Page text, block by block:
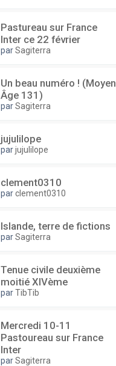
Pastureau sur France
Inter ce 22 février
parSagiterra
Un beau numéro ! (Moyen
Âge 131)
parSagiterra
jujulilope
parjujulilope
clement0310
parclement0310
Islande, terre de fictions
parSagiterra
Tenue civile deuxième
moitié XIVème
parTibTib
Mercredi 10-11
Pastoureau sur France
Inter
parSagiterra